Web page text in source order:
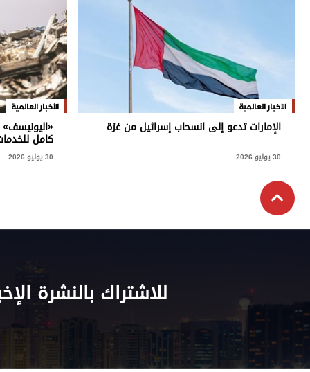
الأخبار العالمية
الإمارات تدعو إلى انسحاب إسرائيل من غزة
30 يوليو 2026
الأخبار العالمية
«اليونيسف»
كامل
30 يوليو 2026
للاشتراك بالنشرة